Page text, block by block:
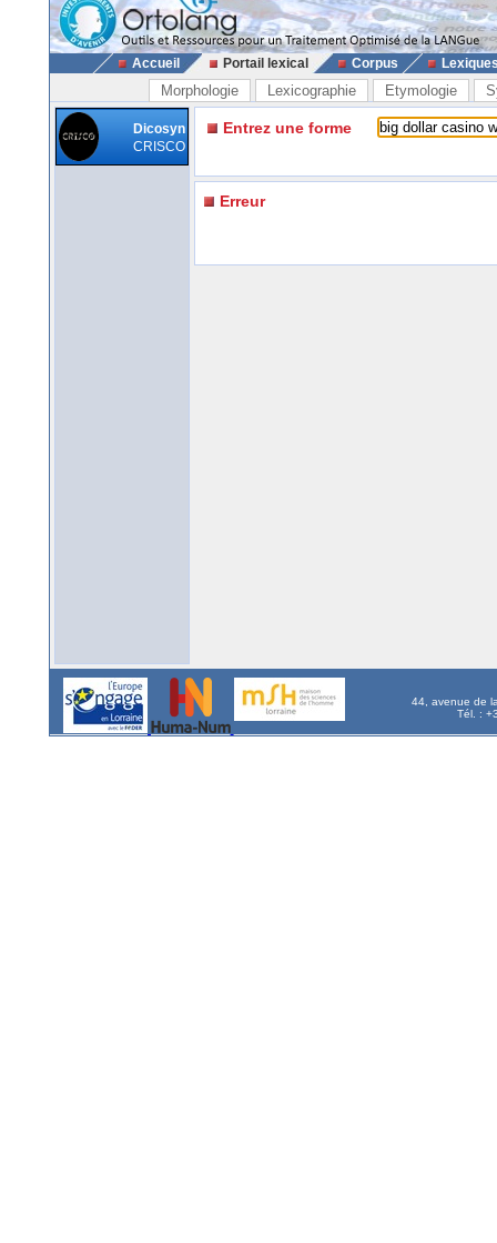
Accueil Portail lexical Corpus
Morphologie Lexicographie Etymologie
Dicosyn
CRISCO
Entrez une forme
Erreur
44, avenue de
Tél. :